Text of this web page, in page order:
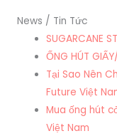
News / Tin Tức
SUGARCANE
ỐNG HÚT
Tại Sao Nên
Future Việt
Mua ống hút
Việt Nam